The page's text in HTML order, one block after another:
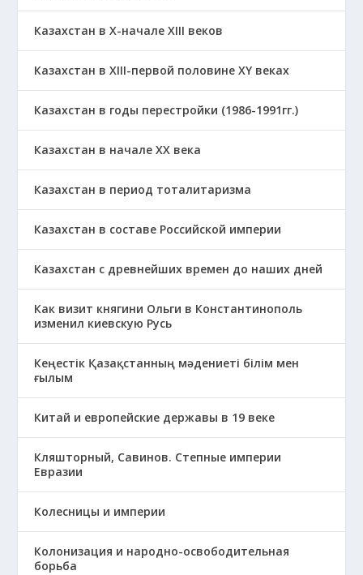
Казахстан в X-начале XIII веков
Казахстан в XIII-первой половине ХҮ веках
Казахстан в годы перестройки (1986-1991гг.)
Казахстан в начале ХХ века
Казахстан в период тоталитаризма
Казахстан в составе Российской империи
Казахстан с древнейших времен до наших дней
Как визит княгини Ольги в Константинополь
изменил киевскую Русь
Кеңестік Қазақстанның мәдениеті білім мен
ғылым
Китай и европейские державы в 19 веке
Кляшторный, Савинов. Степные империи
Евразии
Колесницы и империи
Колонизация и народно-освободительная
борьба